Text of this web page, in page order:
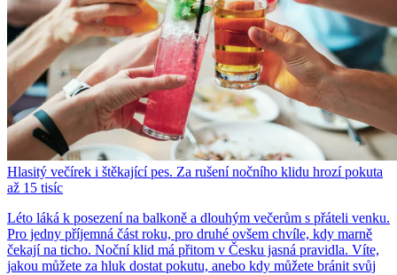
Hlasitý večírek i štěkající pes. Za rušení nočního klidu hrozí pokuta
až 15 tisíc
Léto láká k posezení na balkoně a dlouhým večerům s přáteli venku.
Pro jedny příjemná část roku, pro druhé ovšem chvíle, kdy marně
čekají na ticho. Noční klid má přitom v Česku jasná pravidla. Víte,
jakou můžete za hluk dostat pokutu, anebo kdy můžete bránit svůj